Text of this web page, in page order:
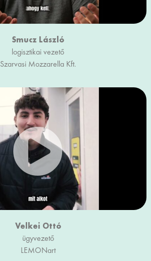
Smucz László
logisztikai vezető
Szarvasi Mozzarella Kft.
Velkei Ottó
ügyvezető
LEMONart